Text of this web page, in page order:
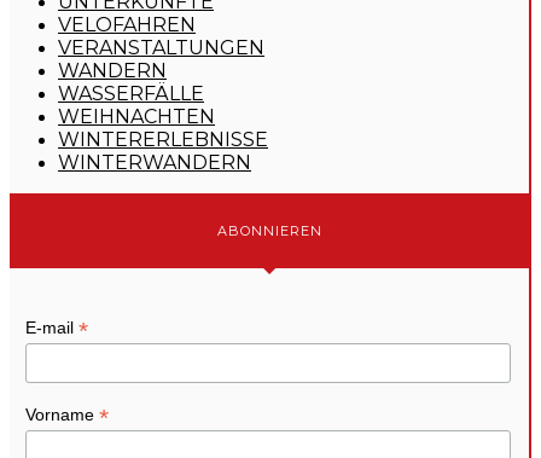
VELOFAHREN
VERANSTALTUNGEN
WANDERN
WASSERFÄLLE
WEIHNACHTEN
WINTERERLEBNISSE
WINTERWANDERN
ABONNIEREN
E-mail *
Vorname *